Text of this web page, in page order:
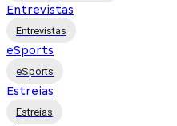
Entrevistas
Entrevistas
eSports
eSports
Estreias
Estreias